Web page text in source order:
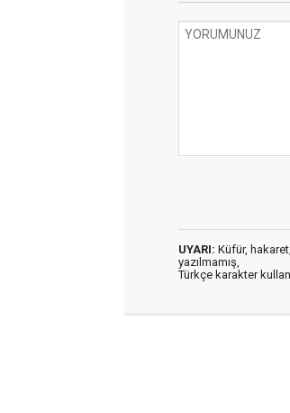
UYARI: Küfür,
yazılmamış,
Türkçe karakter